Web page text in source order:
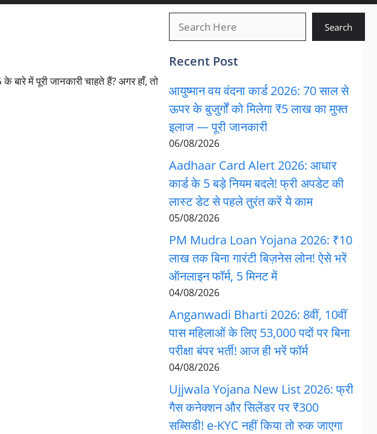
में पूरी जानकारी चाहते हैं? अगर हाँ, तो
Search
Recent Post
आयुष्मान वय वंदना कार्ड 2026: 70 साल से
ऊपर के बुजुर्गों को मिलेगा ₹5 लाख का मुफ्त
इलाज — पूरी जानकारी
06/08/2026
Aadhaar Card Alert 2026: आधार
कार्ड के 5 बड़े नियम बदले! फ्री अपडेट की
लास्ट डेट से पहले तुरंत करें ये काम
05/08/2026
PM Mudra Loan Yojana 2026: ₹10
लाख तक बिना गारंटी बिज़नेस लोन! ऐसे भरें
ऑनलाइन फॉर्म, 5 मिनट में
04/08/2026
Anganwadi Bharti 2026: 8वीं, 10वीं
पास महिलाओं के लिए 53,000 पदों पर बिना
परीक्षा बंपर भर्ती! आज ही भरें फॉर्म
04/08/2026
Ujjwala Yojana New List 2026: फ्री
गैस कनेक्शन और सिलेंडर पर ₹300
सब्सिडी! e-KYC नहीं किया तो रुक जाएगा